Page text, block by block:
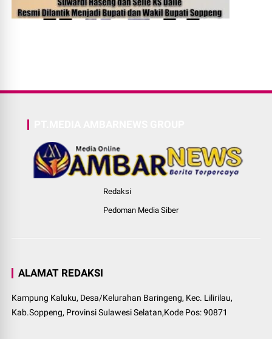
Redaksi
Pedoman Media Siber
ALAMAT REDAKSI
Kampung Kaluku, Desa/Kelurahan Baringeng, Kec. Lilirilau,
Kab.Soppeng, Provinsi Sulawesi Selatan,Kode Pos: 90871